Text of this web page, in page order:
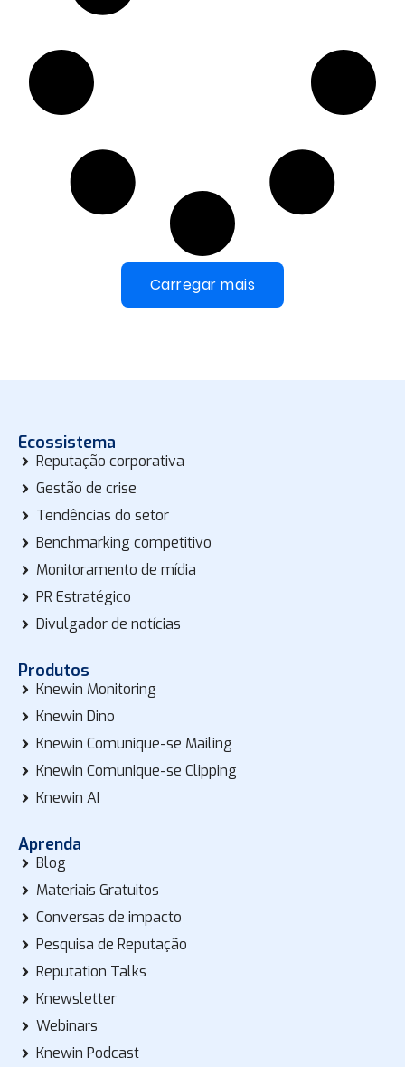
Carregar mais
Ecossistema
Reputação corporativa
Gestão de crise
Tendências do setor
Benchmarking competitivo
Monitoramento de mídia
PR Estratégico
Divulgador de notícias
Produtos
Knewin Monitoring
Knewin Dino
Knewin Comunique-se Mailing
Knewin Comunique-se Clipping
Knewin AI
Aprenda
Blog
Materiais Gratuitos
Conversas de impacto
Pesquisa de Reputação
Reputation Talks
Knewsletter
Webinars
Knewin Podcast